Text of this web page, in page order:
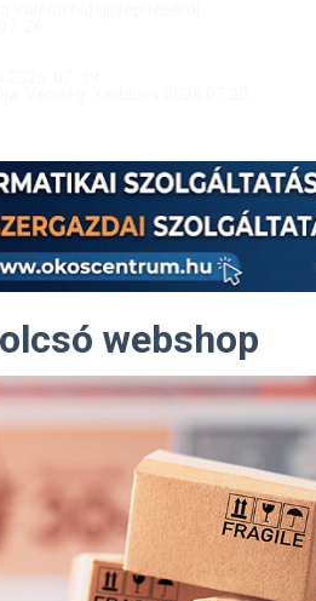
webshop